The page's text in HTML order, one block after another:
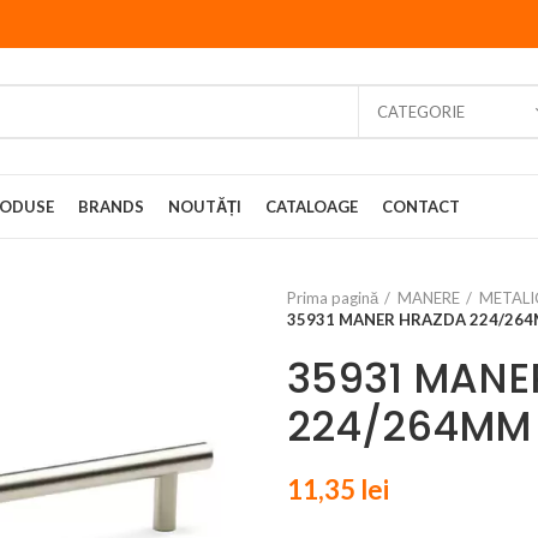
CATEGORIE
BRANDS NOUTĂȚI CATALOAGE CONTACT
Prima pagină MANERE
35931 MANER HRAZDA 224/
35931
224/264MM
11,35 lei